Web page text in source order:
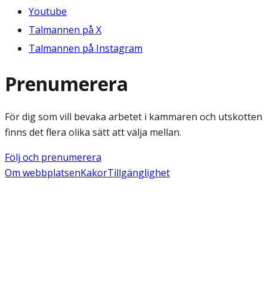
Youtube
Talmannen på X
Talmannen på Instagram
Prenumerera
För dig som vill bevaka arbetet i kammaren och utskotten
finns det flera olika sätt att välja mellan.
Följ och prenumerera
Om webbplatsenKakorTillgänglighet